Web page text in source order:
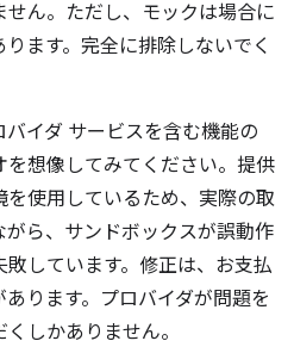
ん。ただし、モックは場合に
ます。完全に排除しないでく
イダ サービスを含む機能の
想像してみてください。提供
を使用しているため、実際の取
ら、サンドボックスが誤動作
しています。修正は、お支払
ります。プロバイダが問題を
しかありません。